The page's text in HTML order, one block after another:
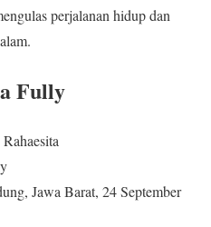
perjalanan hidup dan
Fully
Jawa Barat, 24 September